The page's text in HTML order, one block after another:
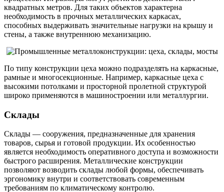
квадратных метров. Для таких объектов характерна
необходимость в прочных металлических каркасах,
способных выдерживать значительные нагрузки на крышу и
стены, а также внутреннюю механизацию.
По типу конструкции цеха можно подразделять на каркасные,
рамные и многосекционные. Например, каркасные цеха с
высокими потолками и просторной пролетной структурой
широко применяются в машиностроении или металлургии.
Склады
Склады — сооружения, предназначенные для хранения
товаров, сырья и готовой продукции. Их особенностью
является необходимость оперативного доступа и возможности
быстрого расширения. Металлические конструкции
позволяют возводить склады любой формы, обеспечивать
эргономику внутри и соответствовать современным
требованиям по климатическому контролю.